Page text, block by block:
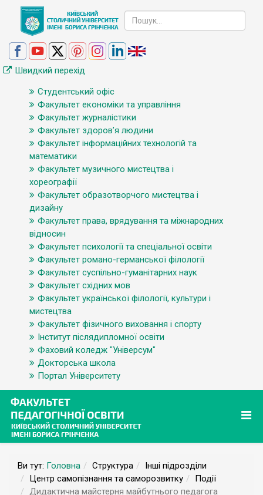
Швидкий перехід
Студентський офіс
Факультет економіки та управління
Факультет журналістики
Факультет здоров’я людини
Факультет інформаційних технологій та
математики
Факультет музичного мистецтва і
хореографії
Факультет образотворчого мистецтва і
дизайну
Факультет права, врядування та міжнародних
відносин
Факультет психології та спеціальної освіти
Факультет романо-германської філології
Факультет суспільно-гуманітарних наук
Факультет східних мов
Факультет української філології, культури і
мистецтва
Факультет фізичного виховання і спорту
Інститут післядипломної освіти
Фаховий коледж "Універсум"
Докторська школа
Портал Університету
Ви тут: Головна Структура
Інші підрозділи
Центр самопізнання та саморозвитку
Події
Дидактична майстерня майбутнього педагога